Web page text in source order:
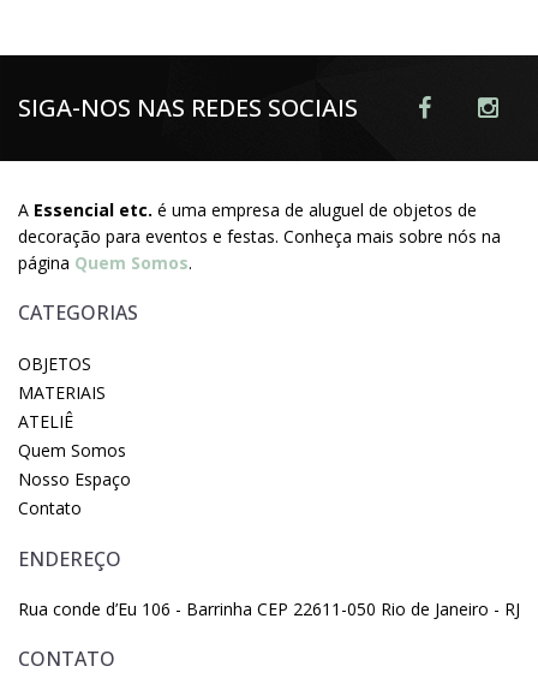
SIGA-NOS NAS REDES SOCIAIS
A Essencial etc. é uma empresa de aluguel de objetos de
decoração para eventos e festas. Conheça mais sobre nós na
página Quem Somos.
CATEGORIAS
OBJETOS
MATERIAIS
ATELIÊ
Quem Somos
Nosso Espaço
Contato
ENDEREÇO
Rua conde d’Eu 106 - Barrinha CEP 22611-050 Rio de Janeiro - RJ
CONTATO